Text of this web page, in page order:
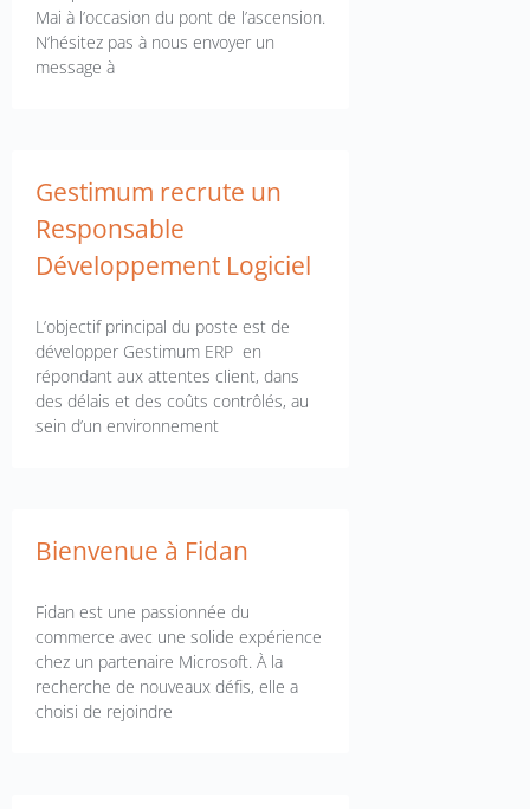
Mai à l’occasion du pont de l’ascension.
N’hésitez pas à nous envoyer un
message à
Gestimum recrute un
Responsable
Développement Logiciel
L’objectif principal du poste est de
développer Gestimum ERP en
répondant aux attentes client, dans
des délais et des coûts contrôlés, au
sein d’un environnement
Bienvenue à Fidan
Fidan est une passionnée du
commerce avec une solide expérience
chez un partenaire Microsoft. À la
recherche de nouveaux défis, elle a
choisi de rejoindre